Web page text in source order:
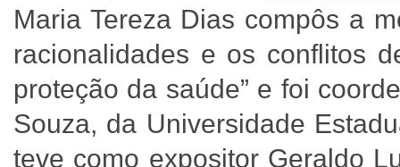
Maria Tereza Dias compôs a
racionalidades e os conflitos
proteção da saúde” e foi
Souza, da Universidade
teve como expositor Geraldo